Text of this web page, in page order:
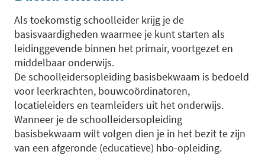
Als toekomstig schoolleider krijg je de
basisvaardigheden waarmee je kunt starten als
leidinggevende binnen het primair, voortgezet en
middelbaar onderwijs.
De schoolleidersopleiding basisbekwaam is bedoeld
voor leerkrachten, bouwcoördinatoren,
locatieleiders en teamleiders uit het onderwijs.
Wanneer je de schoolleidersopleiding
basisbekwaam wilt volgen dien je in het bezit te zijn
van een afgeronde (educatieve) hbo-opleiding.